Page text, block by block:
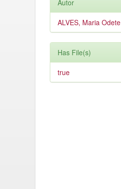
Autor
ALVES, Maria Odete
Has File(s)
true